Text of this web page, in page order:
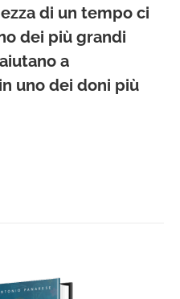
di un tempo ci
dei più grandi
a
uno dei doni più